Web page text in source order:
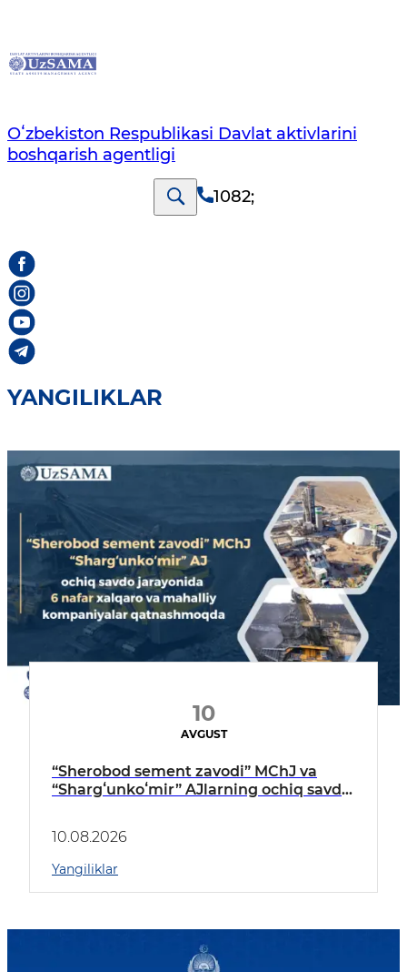
Oʻzbekiston Respublikasi Davlat aktivlarini
boshqarish agentligi
1082;
YANGILIKLAR
10
AVGUST
“Sherobod sement zavodi” MChJ va
“Shargʻunkoʻmir” AJlarning ochiq savdo
10.08.2026
Yangiliklar